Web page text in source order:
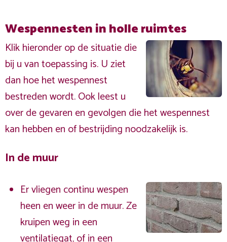
Wespennesten in holle ruimtes
Klik hieronder op de situatie die
bij u van toepassing is. U ziet
dan hoe het wespennest
bestreden wordt. Ook leest u
over de gevaren en gevolgen die het wespennest
kan hebben en of bestrijding noodzakelijk is.
In de muur
Er vliegen continu wespen
heen en weer in de muur. Ze
kruipen weg in een